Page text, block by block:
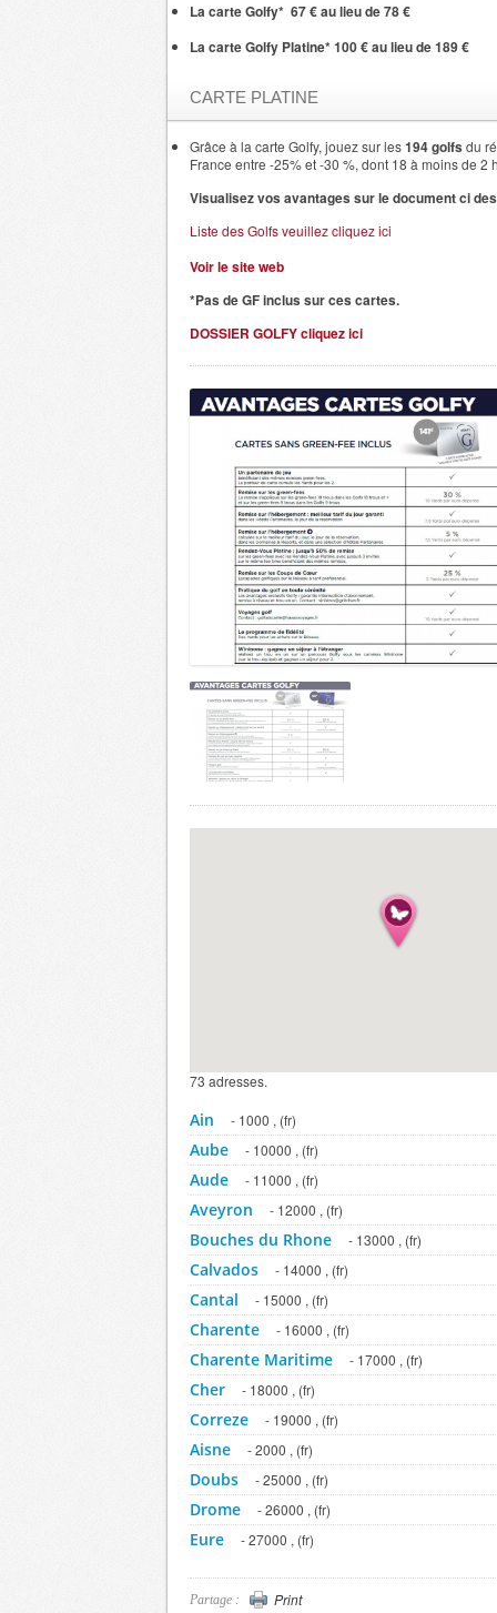
La carte Golfy* 67 € au lieu de 78 €
La carte Golfy Platine* 100 € au lieu de 189 €
CARTE PLATINE
Grâce à la carte Golfy, jouez sur les194 golfs du
France entre -25% et -30 %, dont 18 à moins de 2
Visualisez vos avantages sur le document ci
Liste des Golfs veuillez cliquez ici
Voir le site web
*Pas de GF inclus sur ces cartes.
DOSSIER GOLFY cliquez ici
73 adresses.
Ain - 1000 , (fr)
Aube - 10000 , (fr)
Aude - 11000 , (fr)
Aveyron - 12000 , (fr)
Bouches du Rhone - 13000 , (fr)
Calvados - 14000 , (fr)
Cantal - 15000 , (fr)
Charente - 16000 , (fr)
Charente Maritime - 17000 , (fr)
Cher - 18000 , (fr)
Correze - 19000 , (fr)
Aisne - 2000 , (fr)
Doubs - 25000 , (fr)
Drome - 26000 , (fr)
Eure - 27000 , (fr)
Finistere - 29000 , (fr)
Partage : Print